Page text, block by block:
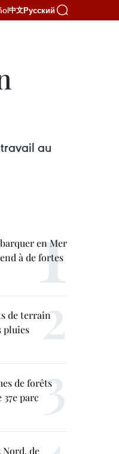
中文Русский
au
en Mer
à de fortes
de terrain
pluies
de forêts
parc
Nord, de